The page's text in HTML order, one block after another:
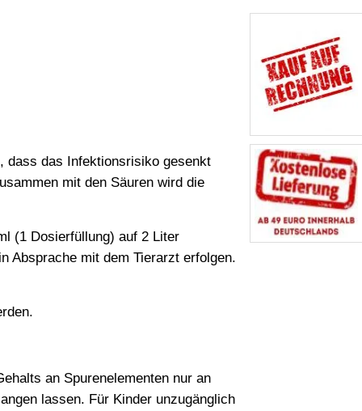
dass das Infektionsrisiko gesenkt
mit den Säuren wird die
(1 Dosierfüllung) auf 2 Liter
Absprache mit dem Tierarzt erfolgen.
an Spurenelementen nur an
lassen. Für Kinder unzugänglich